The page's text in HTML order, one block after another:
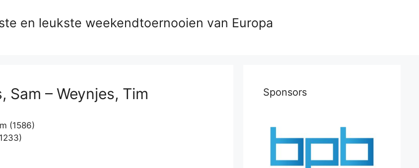
en leukste weekendtoernooien van Europa
Sam – Weynjes, Tim
(1586)
Sponsors